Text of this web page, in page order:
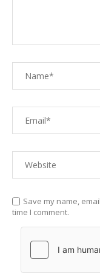
Save my name,
time I comment.